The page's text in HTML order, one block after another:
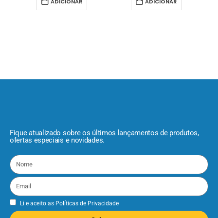
ADICIONAR ADICIONAR
Fique atualizado sobre os últimos lançamentos de produtos,
ofertas especiais e novidades.
Li e aceito as Políticas de Privacidade